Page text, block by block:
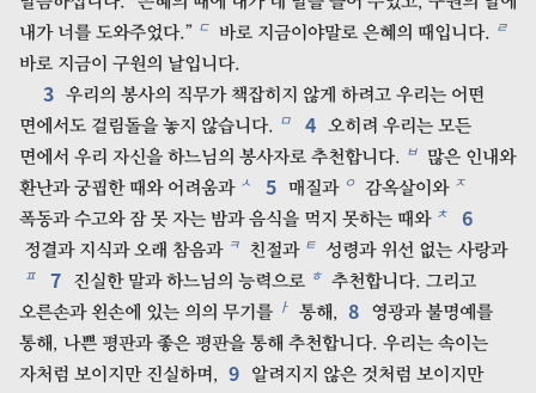
내가 너를 도와주었다.” ㄷ 바로 지금이야말로 은혜의 때입니다. ㄹ
바로 지금이 구원의 날입니다.
3 우리의 봉사의 직무가 책잡히지 않게 하려고 우리는 어떤
면에서도 걸림돌을 놓지 않습니다. ㅁ 4 오히려 우리는 모든
면에서 우리 자신을 하느님의 봉사자로 추천합니다. ㅂ 많은 인내와
환난과 궁핍한 때와 어려움과 ㅅ 5 매질과 ㅇ 감옥살이와 ㅈ
폭동과 수고와 잠 못 자는 밤과 음식을 먹지 못하는 때와 ㅊ 6
정결과 지식과 오래 참음과 ㅋ 친절과 ㅌ 성령과 위선 없는 사랑과
ㅍ 7 진실한 말과 하느님의 능력으로 ㅎ 추천합니다. 그리고
오른손과 왼손에 있는 의의 무기를 ㅏ 통해, 8
영광과 불명예를
통해, 나쁜 평판과 좋은 평판을 통해 추천합니다. 우리는 속이는
자처럼 보이지만 진실하며, 9
알려지지 않은 것처럼 보이지만